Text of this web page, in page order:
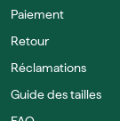
Paiement
Retour
Réclamations
Guide des tailles